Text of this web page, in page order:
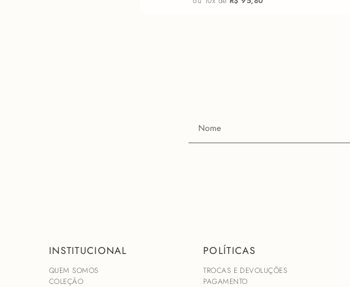
INSTITUCIONAL
QUEM SOMOS
COLEÇÃO
POLÍTICAS
TROCAS E DEVOLUÇÕES
PAGAMENTO